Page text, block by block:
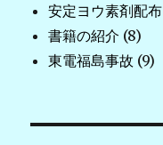
安定ヨウ素剤配布
書籍の紹介 (8)
東電福島事故 (9)